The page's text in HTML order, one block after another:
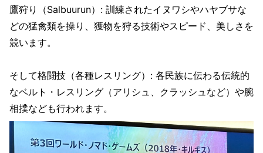
鷹狩り（Salbuurun）: 訓練されたイヌワシやハヤブサな
どの猛禽類を操り、獲物を狩る技術やスピード、美しさを
競います。
そして格闘技（各種レスリング）: 各民族に伝わる伝統的
なベルト・レスリング（アリシュ、クラッシュなど）や腕
相撲なども行われます。